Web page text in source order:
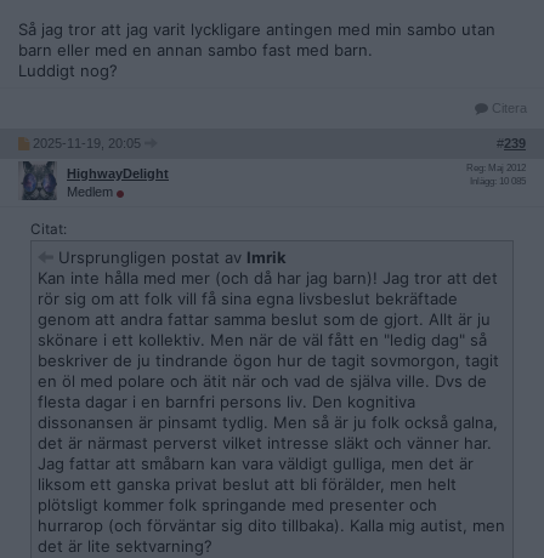
Så jag tror att jag varit lyckligare antingen med min sambo utan
barn eller med en annan sambo fast med barn.
Luddigt nog?
Citera
2025-11-19, 20:05 #239
HighwayDelight
Medlem
Reg: Maj 2012
Inlägg: 10 085
Citat:
Ursprungligen postat av Imrik
Kan inte hålla med mer (och då har jag barn)! Jag tror att det
rör sig om att folk vill få sina egna livsbeslut bekräftade
genom att andra fattar samma beslut som de gjort. Allt är ju
skönare i ett kollektiv. Men när de väl fått en "ledig dag" så
beskriver de ju tindrande ögon hur de tagit sovmorgon, tagit
en öl med polare och ätit när och vad de själva ville. Dvs de
flesta dagar i en barnfri persons liv. Den kognitiva
dissonansen är pinsamt tydlig. Men så är ju folk också galna,
det är närmast perverst vilket intresse släkt och vänner har.
Jag fattar att småbarn kan vara väldigt gulliga, men det är
liksom ett ganska privat beslut att bli förälder, men helt
plötsligt kommer folk springande med presenter och
hurrarop (och förväntar sig dito tillbaka). Kalla mig autist, men
det är lite sektvarning?